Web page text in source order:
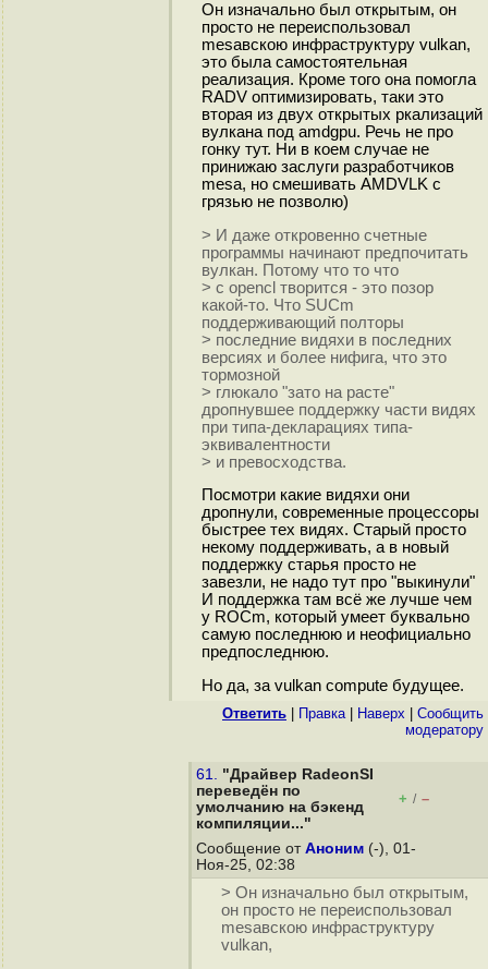
Он изначально был открытым, он
просто не переиспользовал
mesaвскою инфраструктуру vulkan,
это была самостоятельная
реализация. Кроме того она помогла
RADV оптимизировать, таки это
вторая из двух открытых ркализаций
вулкана под amdgpu. Речь не про
гонку тут. Ни в коем случае не
принижаю заслуги разработчиков
mesa, но смешивать AMDVLK с
грязью не позволю)
> И даже откровенно счетные
программы начинают предпочитать
вулкан. Потому что то что
> с opencl творится - это позор
какой-то. Что SUCm
поддерживающий полторы
> последние видяхи в последних
версиях и более нифига, что это
тормозной
> глюкало "зато на расте"
дропнувшее поддержку части видях
при типа-декларациях типа-
эквивалентности
> и превосходства.
Посмотри какие видяхи они
дропнули, современные процессоры
быстрее тех видях. Старый просто
некому поддерживать, а в новый
поддержку старья просто не
завезли, не надо тут про "выкинули"
И поддержка там всё же лучше чем
у ROCm, который умеет буквально
самую последнюю и неофициально
предпоследнюю.
Но да, за vulkan compute будущее.
Ответить Правка| Наверх
Cообщить
модератору
61. "Драйвер RadeonSI
переведён по
умолчанию на бэкенд
компиляции..."
+ / –
Сообщение от Аноним (-), 01-
Ноя-25, 02:38
> Он изначально был открытым,
он просто не переиспользовал
mesaвскою инфраструктуру
vulkan,